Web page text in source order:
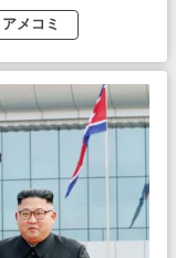
アメコミ